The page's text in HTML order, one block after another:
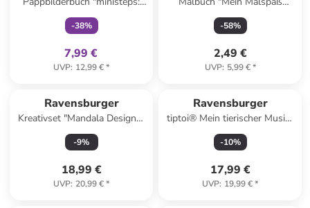
Trösten, pusten, wieder gut!"
-38%
7,99 €
UVP: 12,99 €*
Fußball"
-58%
2,49 €
UVP: 5,99 €*
Ravensburger
Kreativset "Mandala Designer
- Einhorn" - ab 6 Jahren
-9%
18,99 €
UVP: 20,99 €*
Ravensburger
tiptoi® Mein tierischer Musik-
Spaß - ab 3 Jahren
-10%
17,99 €
UVP: 19,99 €*